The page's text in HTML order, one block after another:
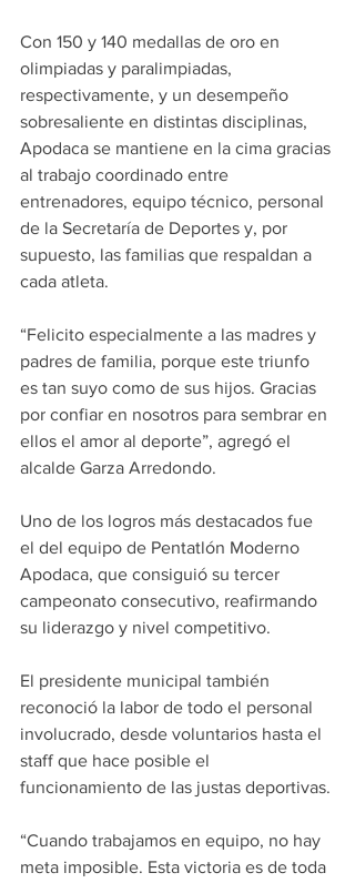
Con 150 y 140 medallas de oro en
olimpiadas y paralimpiadas,
respectivamente, y un desempeño
sobresaliente en distintas disciplinas,
Apodaca se mantiene en la cima gracias
al trabajo coordinado entre
entrenadores, equipo técnico, personal
de la Secretaría de Deportes y, por
supuesto, las familias que respaldan a
cada atleta.
“Felicito especialmente a las madres y
padres de familia, porque este triunfo
es tan suyo como de sus hijos. Gracias
por confiar en nosotros para sembrar en
ellos el amor al deporte”, agregó el
alcalde Garza Arredondo.
Uno de los logros más destacados fue
el del equipo de Pentatlón Moderno
Apodaca, que consiguió su tercer
campeonato consecutivo, reafirmando
su liderazgo y nivel competitivo.
El presidente municipal también
reconoció la labor de todo el personal
involucrado, desde voluntarios hasta el
staff que hace posible el
funcionamiento de las justas deportivas.
“Cuando trabajamos en equipo, no hay
meta imposible. Esta victoria es de toda